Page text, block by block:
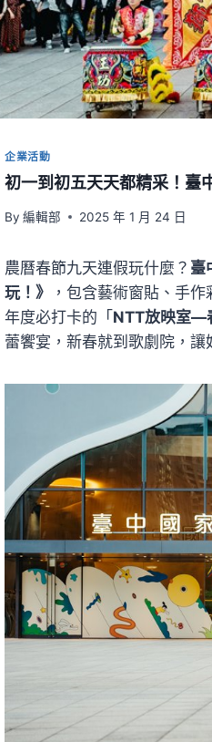
企業活動
初一到初五天天都精采！臺
By 編輯部 2025 年 1 月 24 日
農曆春節九天連假玩什麼？ 臺
玩！》
，包含藝術窗貼、手
年度必打卡的「NTT放映室—
蕾饗宴，新春就到歌劇院，讓